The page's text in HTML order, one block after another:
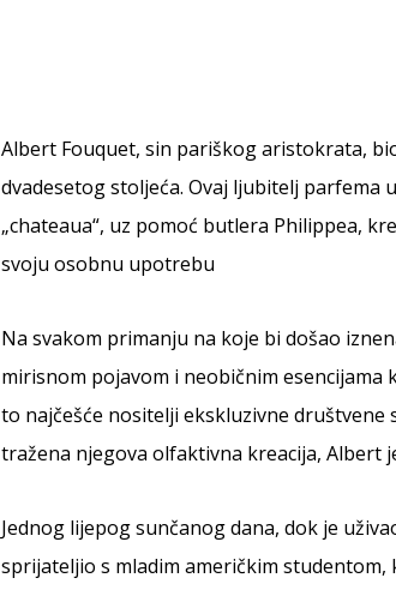
Albert Fouquet, sin pariškog aristokrata,
dvadesetog stoljeća. Ovaj ljubitelj
„chateaua“, uz pomoć butlera Philippea,
svoju osobnu upotrebu
Na svakom primanju na koje bi došao
mirisnom pojavom i neobičnim esencijama
to najčešće nositelji ekskluzivne društvene
tražena njegova olfaktivna kreacija, Albert
Jednog lijepog sunčanog dana, dok je
sprijateljio s mladim američkim